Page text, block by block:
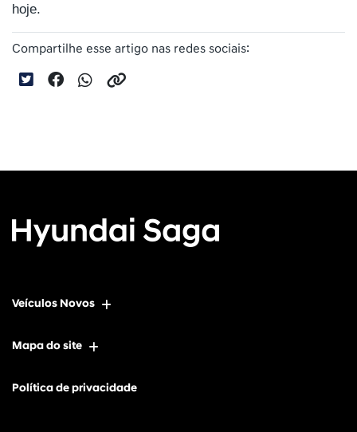
hoje.
Compartilhe esse artigo nas redes sociais:
Veículos Novos
Mapa do site
Política de privacidade